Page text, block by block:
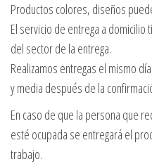
Productos colores, diseños
El servicio de entrega a
del sector de la entrega.
Realizamos entregas el mismo
y media después de la
En caso de que la persona que
esté ocupada se entregará el
trabajo.